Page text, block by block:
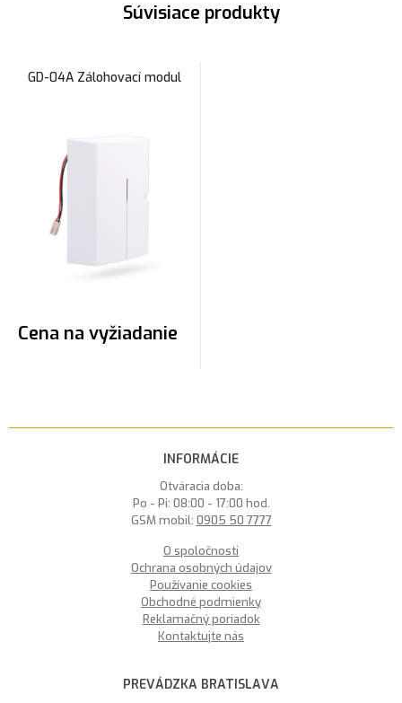
Súvisiace produkty
GD-04A Zálohovací modul
Cena na vyžiadanie
INFORMÁCIE
Otváracia doba:
Po - Pi: 08:00 - 17:00 hod.
GSM mobil: 0905 50 7777
O spoločnosti
Ochrana osobných údajov
Používanie cookies
Obchodné podmienky
Reklamačný poriadok
Kontaktujte nás
PREVÁDZKA BRATISLAVA